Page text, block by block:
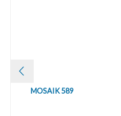
MOSAIK 589